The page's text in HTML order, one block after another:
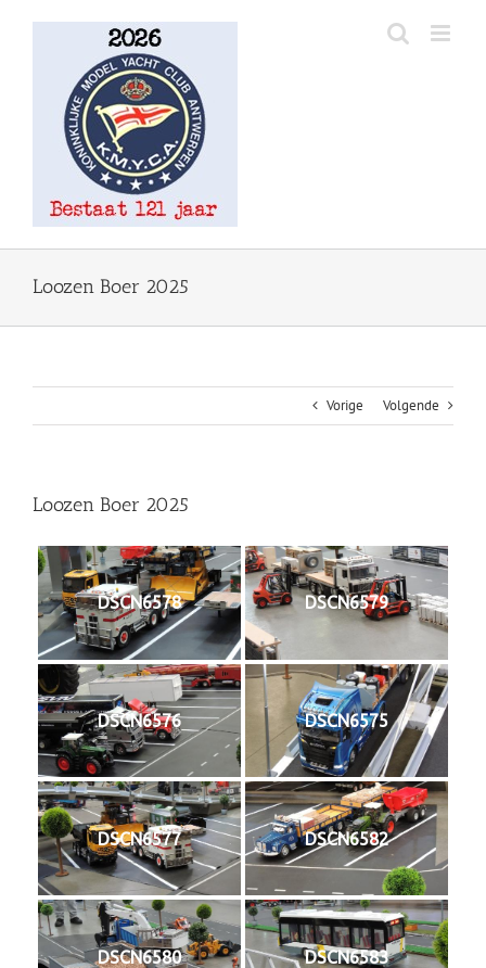
Loozen Boer 2025
Vorige Volgende
Loozen Boer 2025
DSCN6578 DSCN6579
DSCN6576 DSCN6575
DSCN6577 DSCN6582
DSCN6580 DSCN6583